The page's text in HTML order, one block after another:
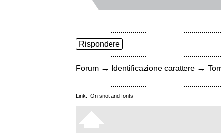
Rispondere
Forum → Identificazione carattere →
Link: On snot and fonts